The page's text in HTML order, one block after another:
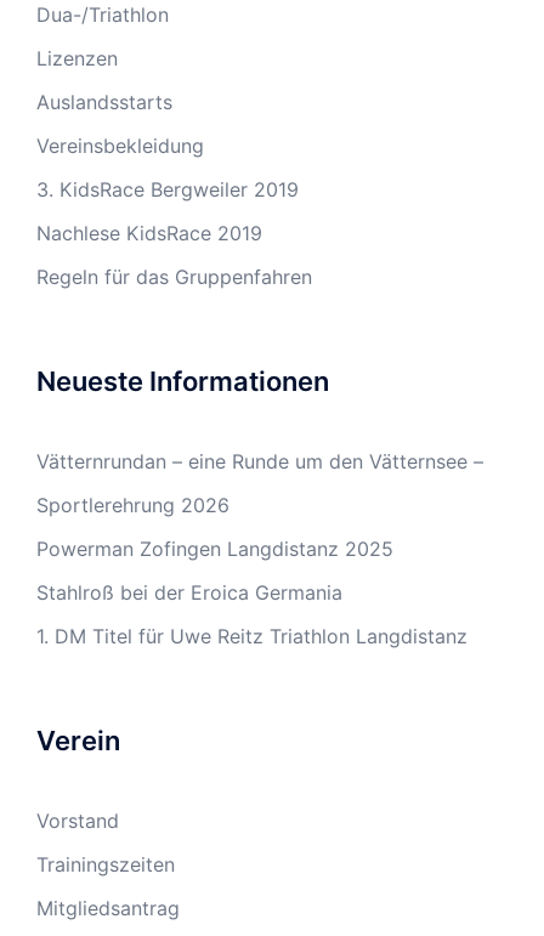
Dua-/Triathlon
Lizenzen
Auslandsstarts
Vereinsbekleidung
3. KidsRace Bergweiler 2019
Nachlese KidsRace 2019
Regeln für das Gruppenfahren
Neueste Informationen
Vätternrundan – eine Runde um den Vätternsee –
Sportlerehrung 2026
Powerman Zofingen Langdistanz 2025
Stahlroß bei der Eroica Germania
1. DM Titel für Uwe Reitz Triathlon Langdistanz
Verein
Vorstand
Trainingszeiten
Mitgliedsantrag